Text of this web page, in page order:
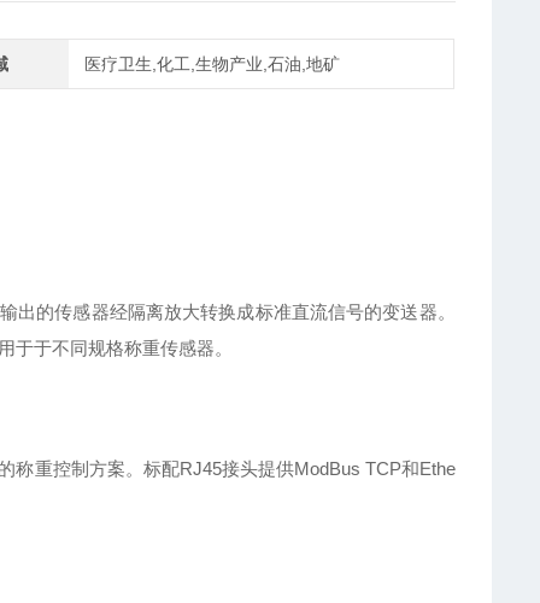
医疗卫生,化工,生物产业,石油,地矿
的传感器经隔离放大转换成标准直流信号的变送器。
于不同规格称重传感器。
称重控制方案。标配RJ45接头提供ModBus TCP和Ethe